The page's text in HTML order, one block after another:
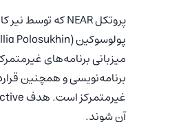
برنامه‌نویسی و همچنین
آن شوند.